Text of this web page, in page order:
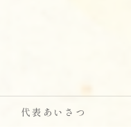
代表あいさつ